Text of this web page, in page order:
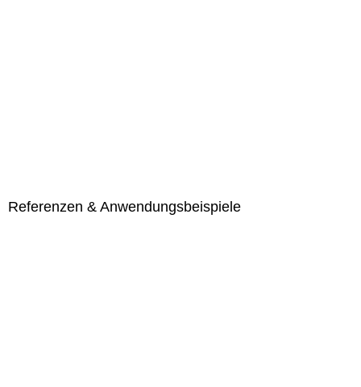
Referenzen & Anwendungsbeispiele